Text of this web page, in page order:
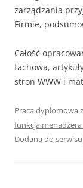
zarządzania
Firmie,
Całość
fachowa,
stron WWW i
Praca dyplomowa
funkcja
Dodana do serwisu